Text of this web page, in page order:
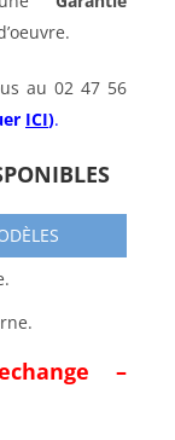
au 02 47 56
ICI).
–